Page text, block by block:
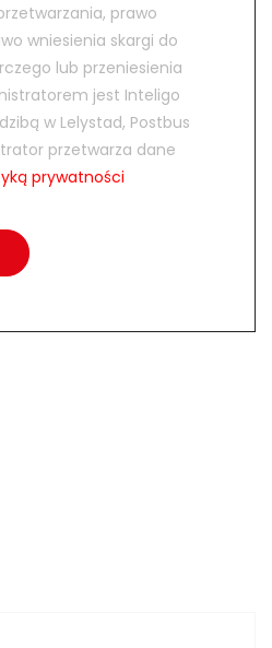
prawo
wniesienia skargi do
lub przeniesienia
jest Inteligo
w Lelystad, Postbus
przetwarza dane
prywatności